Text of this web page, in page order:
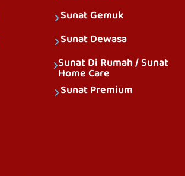
Sunat Gemuk
Sunat Dewasa
Sunat Di Rumah / Sunat
Home Care
Sunat Premium